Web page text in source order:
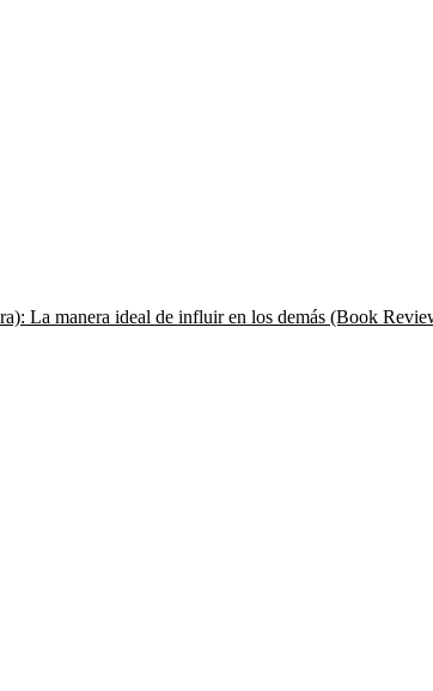
La manera ideal de influir en los demás (Book